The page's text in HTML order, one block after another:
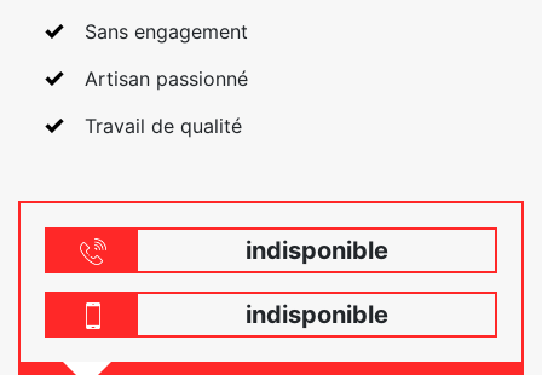
Sans engagement
Artisan passionné
Travail de qualité
indisponible
indisponible